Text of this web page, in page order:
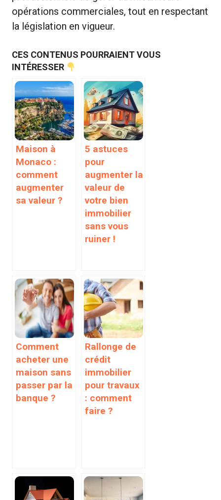
opérations commerciales, tout en respectant
la législation en vigueur.
CES CONTENUS POURRAIENT VOUS
INTÉRESSER
Maison à
Monaco :
comment
augmenter
sa valeur ?
5 astuces
pour
augmenter la
valeur de
votre bien
immobilier
sans vous
ruiner !
Comment
acheter une
maison sans
passer par la
banque ?
Rallonge de
crédit
immobilier
pour travaux
: comment
faire ?